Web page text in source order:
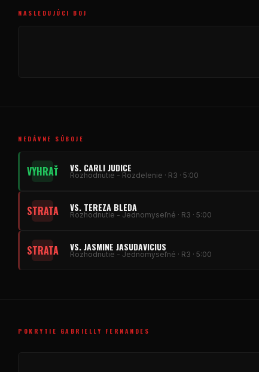
NASLEDUJÚCI BOJ
NEDÁVNE SÚBOJE
VYHRAŤ VS. CARLI JUDICE
Rozhodnutie - Rozdelenie · R3 · 5:00
STRATA VS. TEREZA BLEDA
Rozhodnutie - Jednomyseľné · R3 · 5:00
STRATA VS. JASMINE JASUDAVICIUS
Rozhodnutie - Jednomyseľné · R3 · 5:00
POKRYTIE GABRIELLY FERNANDES